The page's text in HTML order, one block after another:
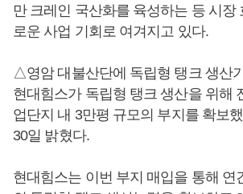
만 크레인 국산화를 육성하는 등 시장
로운 사업 기회로 여겨지고 있다.
△영암 대불산단에 독립형 탱크 생산
현대힘스가 독립형 탱크 생산을 위해
업단지 내 3만평 규모의 부지를 확보
30일 밝혔다.
현대힘스는 이번 부지 매입을 통해 연